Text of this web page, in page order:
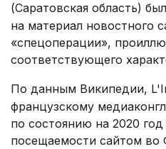
(Саратовская область)
на материал новостного
«спецоперации»,
соответствующего
По данным Википедии,
французскому
по состоянию на 2020
посещаемости сайтом во